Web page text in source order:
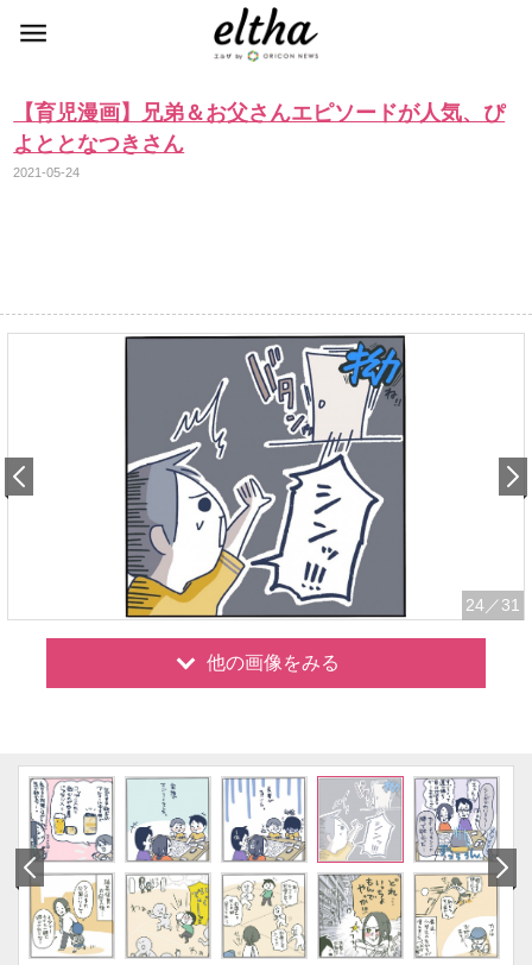
【育児漫画】兄弟＆お父さんエピソードが人気、ぴ
よととなつきさん
2021-05-24
24 ／31
他の画像をみる